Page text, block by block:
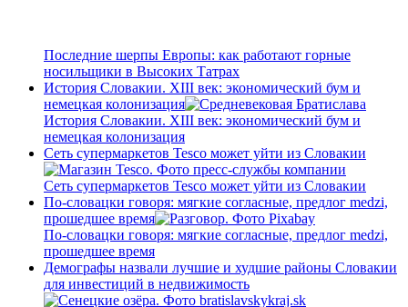
Последние шерпы Европы: как работают горные
носильщики в Высоких Татрах
История Словакии. XIII век: экономический бум и
немецкая колонизация
История Словакии. XIII век: экономический бум и
немецкая колонизация
Сеть супермаркетов Tesco может уйти из Словакии
Сеть супермаркетов Tesco может уйти из Словакии
По-словацки говоря: мягкие согласные, предлог medzi,
прошедшее время
По-словацки говоря: мягкие согласные, предлог medzi,
прошедшее время
Демографы назвали лучшие и худшие районы Словакии
для инвестиций в недвижимость